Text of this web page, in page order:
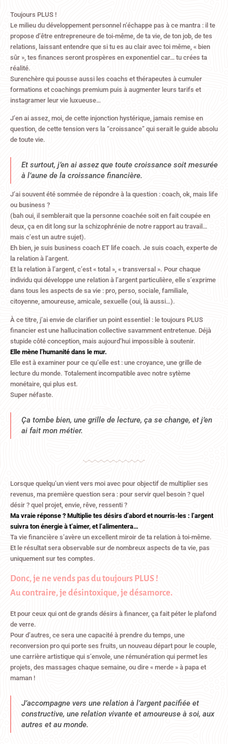
Toujours PLUS !
Le milieu du développement personnel n’échappe pas à ce mantra : il te
propose d’être entrepreneure de toi-même, de ta vie, de ton job, de tes
relations, laissant entendre que si tu es au clair avec toi même, « bien
sûr », tes finances seront prospères en exponentiel car… tu crées ta
réalité.
Surenchère qui pousse aussi les coachs et thérapeutes à cumuler
formations et coachings premium puis à augmenter leurs tarifs et
instagramer leur vie luxueuse…
J’en ai assez, moi, de cette injonction hystérique, jamais remise en
question, de cette tension vers la “croissance” qui serait le guide absolu
de toute vie.
Et surtout, j’en ai assez que toute croissance soit mesurée
à l’aune de la croissance financière.
J’ai souvent été sommée de répondre à la question : coach, ok, mais life
ou business ?
(bah oui, il semblerait que la personne coachée soit en fait coupée en
deux, ça en dit long sur la schizophrénie de notre rapport au travail…
mais c’est un autre sujet).
Eh bien, je suis business coach ET life coach. Je suis coach, experte de
la relation à l’argent.
Et la relation à l’argent, c’est « total », « transversal ». Pour chaque
individu qui développe une relation à l’argent particulière, elle s’exprime
dans tous les aspects de sa vie : pro, perso, sociale, familiale,
citoyenne, amoureuse, amicale, sexuelle (oui, là aussi…).
À ce titre, j’ai envie de clarifier un point essentiel : le toujours PLUS
financier est une hallucination collective savamment entretenue. Déjà
stupide côté conception, mais aujourd’hui impossible à soutenir.
Elle mène l’humanité dans le mur.
Elle est à examiner pour ce qu’elle est : une croyance, une grille de
lecture du monde. Totalement incompatible avec notre sytème
monétaire, qui plus est.
Super néfaste.
Ça tombe bien, une grille de lecture, ça se change, et j’en
ai fait mon métier.
Lorsque quelqu’un vient vers moi avec pour objectif de multiplier ses
revenus, ma première question sera : pour servir quel besoin ? quel
désir ? quel projet, envie, rêve, ressenti ?
Ma vraie réponse ? Multiplie tes désirs d’abord et nourris-les : l’argent
suivra ton énergie à t’aimer, et l’alimentera…
Ta vie financière s’avère un excellent miroir de ta relation à toi-même.
Et le résultat sera observable sur de nombreux aspects de ta vie, pas
uniquement sur tes comptes.
Donc, je ne vends pas du toujours PLUS !
Au contraire, je désintoxique, je désamorce.
Et pour ceux qui ont de grands désirs à financer, ça fait péter le plafond
de verre.
Pour d’autres, ce sera une capacité à prendre du temps, une
reconversion pro qui porte ses fruits, un nouveau départ pour le couple,
une carrière artistique qui s’envole, une rémunération qui permet les
projets, des massages chaque semaine, ou dire « merde » à papa et
maman !
J’accompagne vers une relation à l’argent pacifiée et
constructive, une relation vivante et amoureuse à soi, aux
autres et au monde.